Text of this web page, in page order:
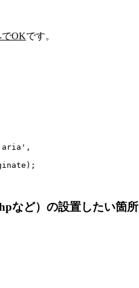
でOKです。
aria',
など）の設置したい箇所